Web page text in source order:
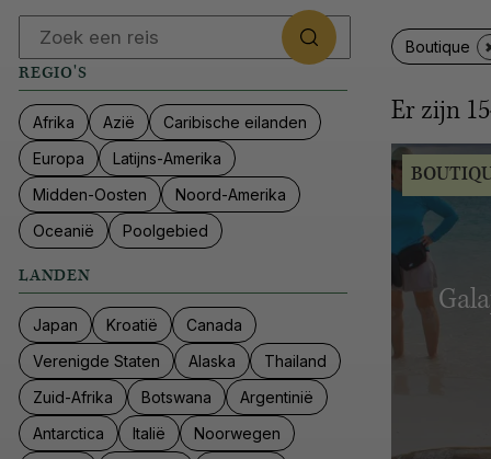
REGIO'S
Afrika Azië
Caribische eilanden
Europa
Latijns-Amerika
Midden-Oosten
Noord-Amerika
Oceanië
Poolgebied
LANDEN
Japan Kroatië
Canada
Verenigde Staten
Alaska
Thailand
Zuid-Afrika
Botswana
Argentinië
Antarctica
Italië
Noorwegen
Boutique
Er zijn